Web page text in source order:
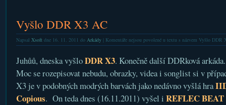
Vyšlo DDR X3 AC
Napsal Xsoftdne 16. 11. 2011 do Arkády| Komentáře nejsou povolenéu textu s názvem Vyšlo DDR
Juhůů, dneska vyšloDDR X3. Konečně další DDRková arkáda.
Moc se rozepisovat nebudu, obrazky, videa i songlist si v
X3 je v podobných modrých barvách jako nedávno vyšlá hra
Copious. On teda dnes (16.11.2011) vyšel i REFLEC